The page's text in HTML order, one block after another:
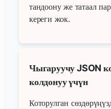
тандоону же татаал
кереги жок.
Чыгаруучу JSON
колдонуу үчүн
Которулган